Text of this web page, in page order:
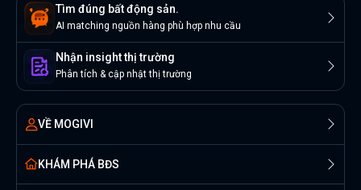
Tìm đúng bất động sản.
AI matching nguồn hàng phù hợp nhu cầu
Nhận insight thị trường
Phân tích & cập nhật thị trường
VỀ MOGIVI
KHÁM PHÁ BĐS